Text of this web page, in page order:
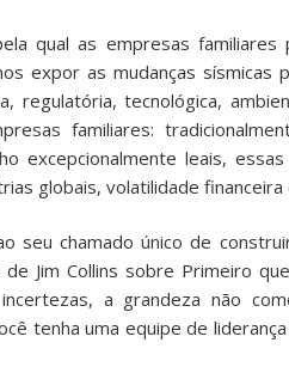
qual as empresas
expor as mudanças sísmicas
regulatória, tecnológica,
familiares:
excepcionalmente leais,
globais, volatilidade financeira
seu chamado único de
Jim Collins sobre Primeiro
a grandeza não
tenha uma equipe de